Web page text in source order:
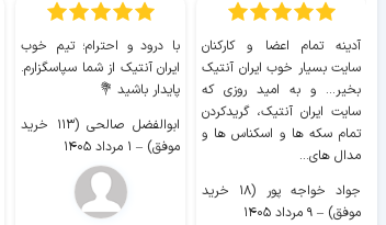
آدینه تمام اعضا و کارکنان
سایت بسیار خوب ايران آنتیک
بخیر... و به امید روزی که
سایت ايران آنتیک، گریدکردن
تمام سکه ها و اسکناس ها و
مدال های...
جواد خواجه پور (۱۸ خرید
موفق) – ۹ مرداد ۱۴۰۵
با درود و احترام؛ تیم خوب
ایران آنتیک از شما سپاسگزارم.
پایدار باشید 💐
ابوالفضل صالحی (۱۱۳ خرید
موفق) – ۱ مرداد ۱۴۰۵